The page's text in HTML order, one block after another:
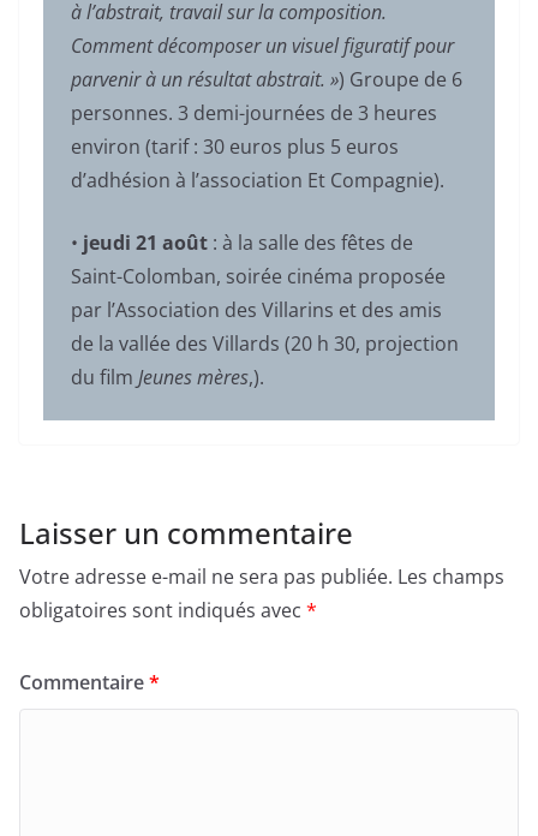
à l’abstrait, travail sur la composition.
Comment décomposer un visuel figuratif pour
parvenir à un résultat abstrait. ») Groupe de 6
personnes. 3 demi-journées de 3 heures
environ (tarif : 30 euros plus 5 euros
d’adhésion à l’association Et Compagnie).
• jeudi 21 août : à la salle des fêtes de
Saint-Colomban, soirée cinéma proposée
par l’Association des Villarins et des amis
de la vallée des Villards (20 h 30, projection
du film Jeunes mères,).
Laisser un commentaire
Votre adresse e-mail ne sera pas publiée. Les champs
obligatoires sont indiqués avec *
Commentaire*